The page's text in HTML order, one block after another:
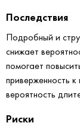
Последствия
Подробный и
снижает
помогает
приверженность к
вероятность
Риски